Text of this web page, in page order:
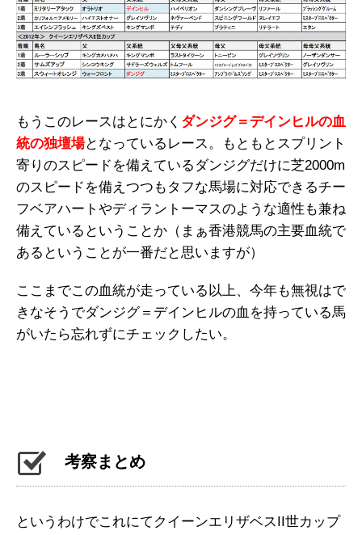
もうこのレースはとにかく ダンジグ＝デインヒルの血
統の独壇場となっているレース。もともとスプリント
寄りのスピードを備えているダンジグだけに芝2000m
のスピードを備えつつもタフな馬場に対応できるチー
フベアハートやディラントーマスのような適性も兼ね
備えているということか（まぁ香港競馬の主要血統で
あるということが一番だと思いますが）
ここまでこの血統が走っている以上、今年も無視はで
きなそうでダンジグ＝デインヒルの血を持っている馬
がいたら忘れずにチェックしたい。
考察まとめ
というわけでこれにてクイーンエリザベスII世カップ